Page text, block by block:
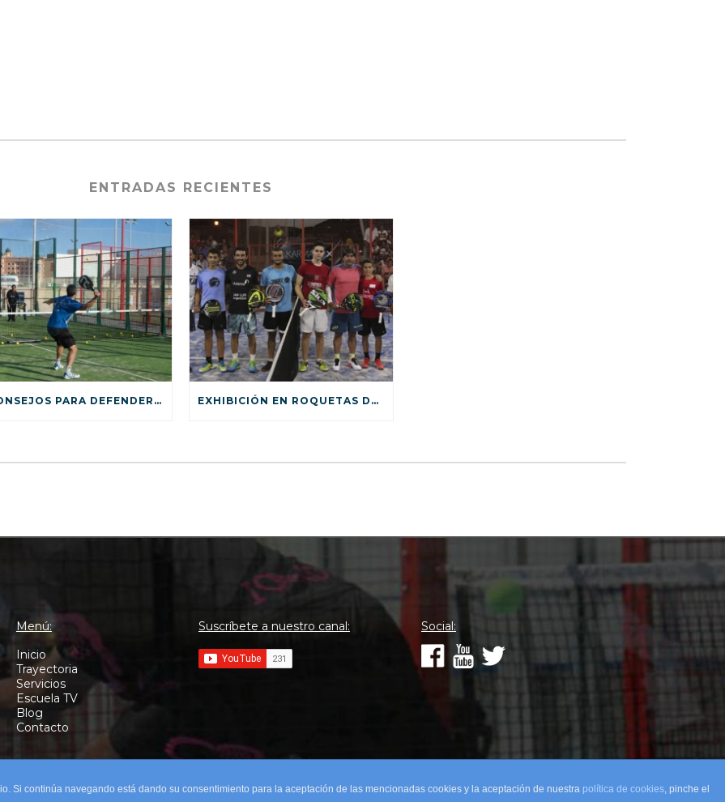
ENTRADAS RECIENTES
5 CONSEJOS PARA DEFENDER EN PÁDEL EXHIBICIÓN EN ROQUETAS DE MAR
Menú:
Inicio
Trayectoria
Servicios
Escuela TV
Blog
Contacto
Suscríbete a nuestro canal: Social:
Si continúa navegando está dando su consentimiento para la aceptación de las mencionadas cookies y la aceptación de nuestra política de cookies, pinche el